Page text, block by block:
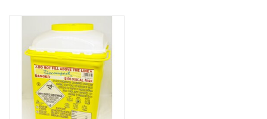
Hygiëne
Verzorging & Beauty